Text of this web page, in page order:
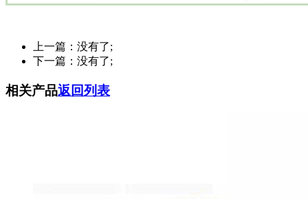
上一篇：没有了;
下一篇：没有了;
相关产品返回列表